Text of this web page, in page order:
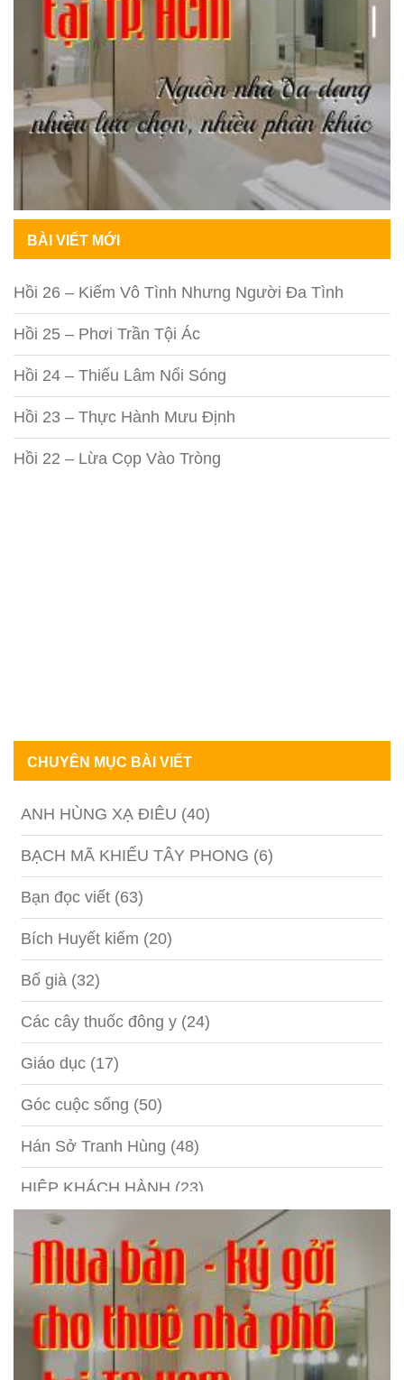
BÀI VIẾT MỚI
Hồi 26 – Kiếm Vô Tình Nhưng Người Đa Tình
Hồi 25 – Phơi Trần Tội Ác
Hồi 24 – Thiếu Lâm Nổi Sóng
Hồi 23 – Thực Hành Mưu Định
Hồi 22 – Lừa Cọp Vào Tròng
CHUYÊN MỤC BÀI VIẾT
ANH HÙNG XẠ ĐIÊU (40)
BẠCH MÃ KHIẾU TÂY PHONG (6)
Bạn đọc viết (63)
Bích Huyết kiếm (20)
Bố già (32)
Các cây thuốc đông y (24)
Giáo dục (17)
Góc cuộc sống (50)
Hán Sở Tranh Hùng (48)
HIỆP KHÁCH HÀNH (23)
Hồng lâu mộng
(1)
Kỹ năng(18)
Liên Thành quyết(13)